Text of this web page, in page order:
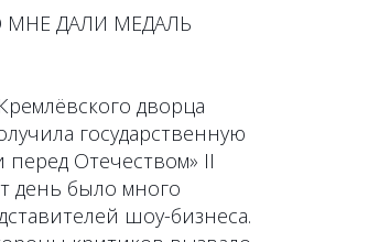
МНЕ ДАЛИ МЕДАЛЬ
дворца
государственную
перед Отечеством» II
день было много
шоу-бизнеса.